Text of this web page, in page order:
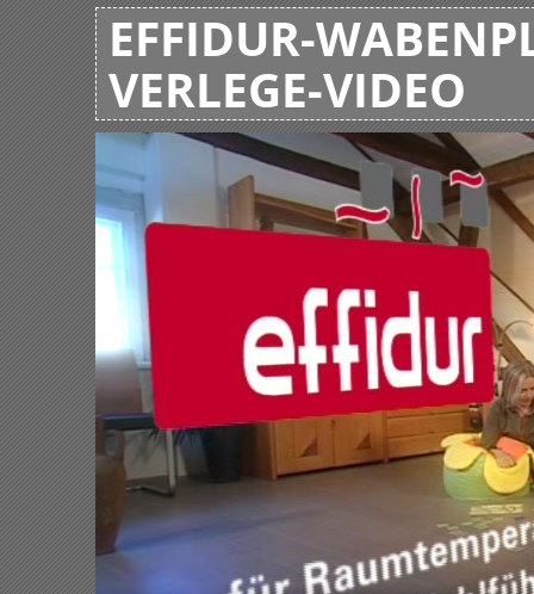
EFFIDUR-
VERLEGE-VIDEO